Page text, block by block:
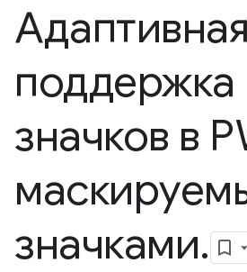
Адаптивная
поддержка
значков в
значками.